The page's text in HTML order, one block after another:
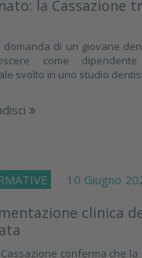
la Cassazione
domanda di un giovane
come
svolto in uno studio
10 Giugno
clinica
conferma che